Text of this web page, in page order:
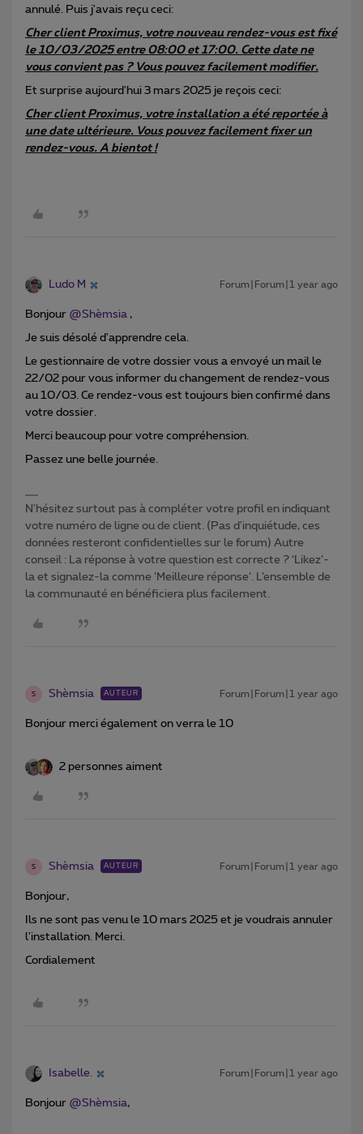
annulé. Puis j'avais reçu ceci:
Cher client Proximus, votre nouveau rendez-vous est fixé
le 10/03/2025 entre 08:00 et 17:00. Cette date ne
vous convient pas ? Vous pouvez facilement modifier.
Et surprise aujourd'hui 3 mars 2025 je reçois ceci:
Cher client Proximus, votre installation a été reportée à
une date ultérieure. Vous pouvez facilement fixer un
rendez-vous. A bientot !
Ludo M Forum|Forum|1 year ago
Bonjour ​ @Shèmsia ,
Je suis désolé d'apprendre cela.
Le gestionnaire de votre dossier vous a envoyé un mail le
22/02 pour vous informer du changement de rendez-vous
au 10/03. Ce rendez-vous est toujours bien confirmé dans
votre dossier.
Merci beaucoup pour votre compréhension.
Passez une belle journée.
N'hésitez surtout pas à compléter votre profil en indiquant
votre numéro de ligne ou de client. (Pas d'inquiétude, ces
données resteront confidentielles sur le forum) Autre
conseil : La réponse à votre question est correcte ? ‘Likez’-
la et signalez-la comme ‘Meilleure réponse’. L’ensemble de
la communauté en bénéficiera plus facilement.
S Shèmsia AUTEUR Forum|Forum|1 year ago
Bonjour merci également on verra le 10
2 personnes aiment
S Shèmsia AUTEUR Forum|Forum|1 year ago
Bonjour,
Ils ne sont pas venu le 10 mars 2025 et je voudrais annuler
l'installation. Merci.
Cordialement
Isabelle. Forum|Forum|1 year ago
Bonjour ​ @Shèmsia,